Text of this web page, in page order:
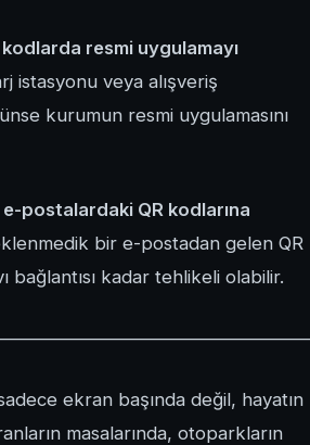
resmi uygulamayı
istasyonu veya alışveriş
kurumun resmi uygulamasını
postalardaki QR kodlarına
bir e-postadan gelen QR
bağlantısı kadar tehlikeli olabilir.
ekran başında değil, hayatın
masalarında, otoparkların